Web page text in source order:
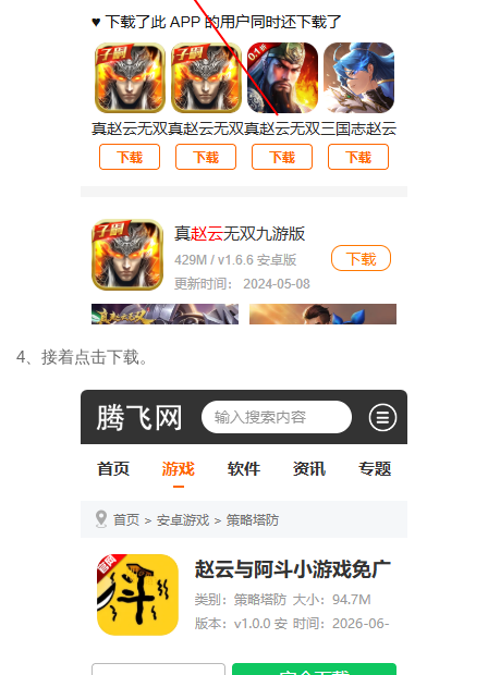
4、接着点击下载。